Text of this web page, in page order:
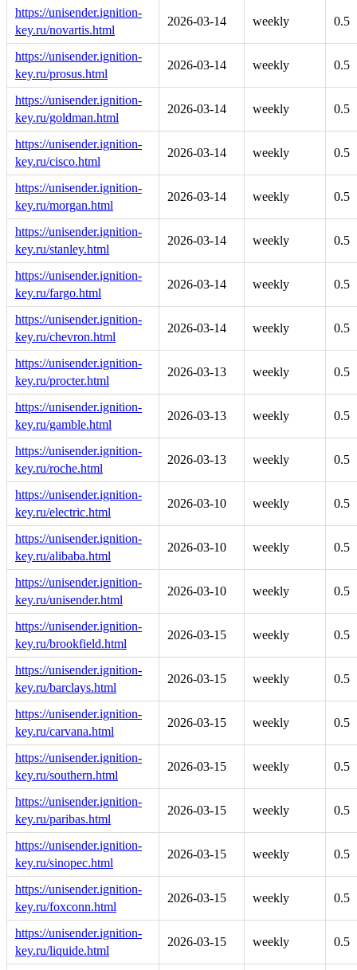
https://unisender.ignition-
key.ru/novartis.html
2026-03-14 weekly 0.5
https://unisender.ignition-
key.ru/prosus.html
2026-03-14 weekly 0.5
https://unisender.ignition-
key.ru/goldman.html
2026-03-14 weekly 0.5
https://unisender.ignition-
key.ru/cisco.html
2026-03-14 weekly 0.5
https://unisender.ignition-
key.ru/morgan.html
2026-03-14 weekly 0.5
https://unisender.ignition-
key.ru/stanley.html
2026-03-14 weekly 0.5
https://unisender.ignition-
key.ru/fargo.html
2026-03-14 weekly 0.5
https://unisender.ignition-
key.ru/chevron.html
2026-03-14 weekly 0.5
https://unisender.ignition-
key.ru/procter.html
2026-03-13 weekly 0.5
https://unisender.ignition-
key.ru/gamble.html
2026-03-13 weekly 0.5
https://unisender.ignition-
key.ru/roche.html
2026-03-13 weekly 0.5
https://unisender.ignition-
key.ru/electric.html
2026-03-10 weekly 0.5
https://unisender.ignition-
key.ru/alibaba.html
2026-03-10 weekly 0.5
https://unisender.ignition-
key.ru/unisender.html
2026-03-10 weekly 0.5
https://unisender.ignition-
key.ru/brookfield.html
2026-03-15 weekly 0.5
https://unisender.ignition-
key.ru/barclays.html
2026-03-15 weekly 0.5
https://unisender.ignition-
key.ru/carvana.html
2026-03-15 weekly 0.5
https://unisender.ignition-
key.ru/southern.html
2026-03-15 weekly 0.5
https://unisender.ignition-
key.ru/paribas.html
2026-03-15 weekly 0.5
https://unisender.ignition-
key.ru/sinopec.html
2026-03-15 weekly 0.5
https://unisender.ignition-
key.ru/foxconn.html
2026-03-15 weekly 0.5
https://unisender.ignition-
key.ru/liquide.html
2026-03-15 weekly 0.5